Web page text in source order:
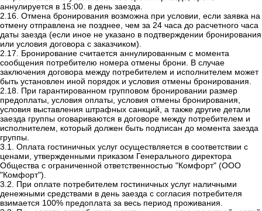
аннулируется в 15:00. в день заезда.
2.16. Отмена бронирования возможна при условии, если заявка на
отмену отправлена не позднее, чем за 24 часа до расчетного часа
даты заезда (если иное не указано в подтверждении бронирования
или условия договора с заказчиком).
2.17. Бронирование считается аннулированным с момента
сообщения потребителю номера отмены брони. В случае
заключения договора между потребителем и исполнителем может
быть установлен иной порядок и условия отмены бронирования.
2.18. При гарантированном групповом бронировании размер
предоплаты, условия оплаты, условия отмены бронирования,
условия выставления штрафных санкций, а также другие детали
заезда группы оговариваются в договоре между потребителем и
исполнителем, который должен быть подписан до момента заезда
группы.
3.1. Оплата гостиничных услуг осуществляется в соответствии с
ценами, утвержденными приказом Генерального директора
Общества с ограниченной ответственностью "Комфорт" (ООО
"Комфорт").
3.2. При оплате потребителем гостиничных услуг наличными
денежными средствами в день заезда с согласия потребителя
взимается 100% предоплата за весь период проживания.